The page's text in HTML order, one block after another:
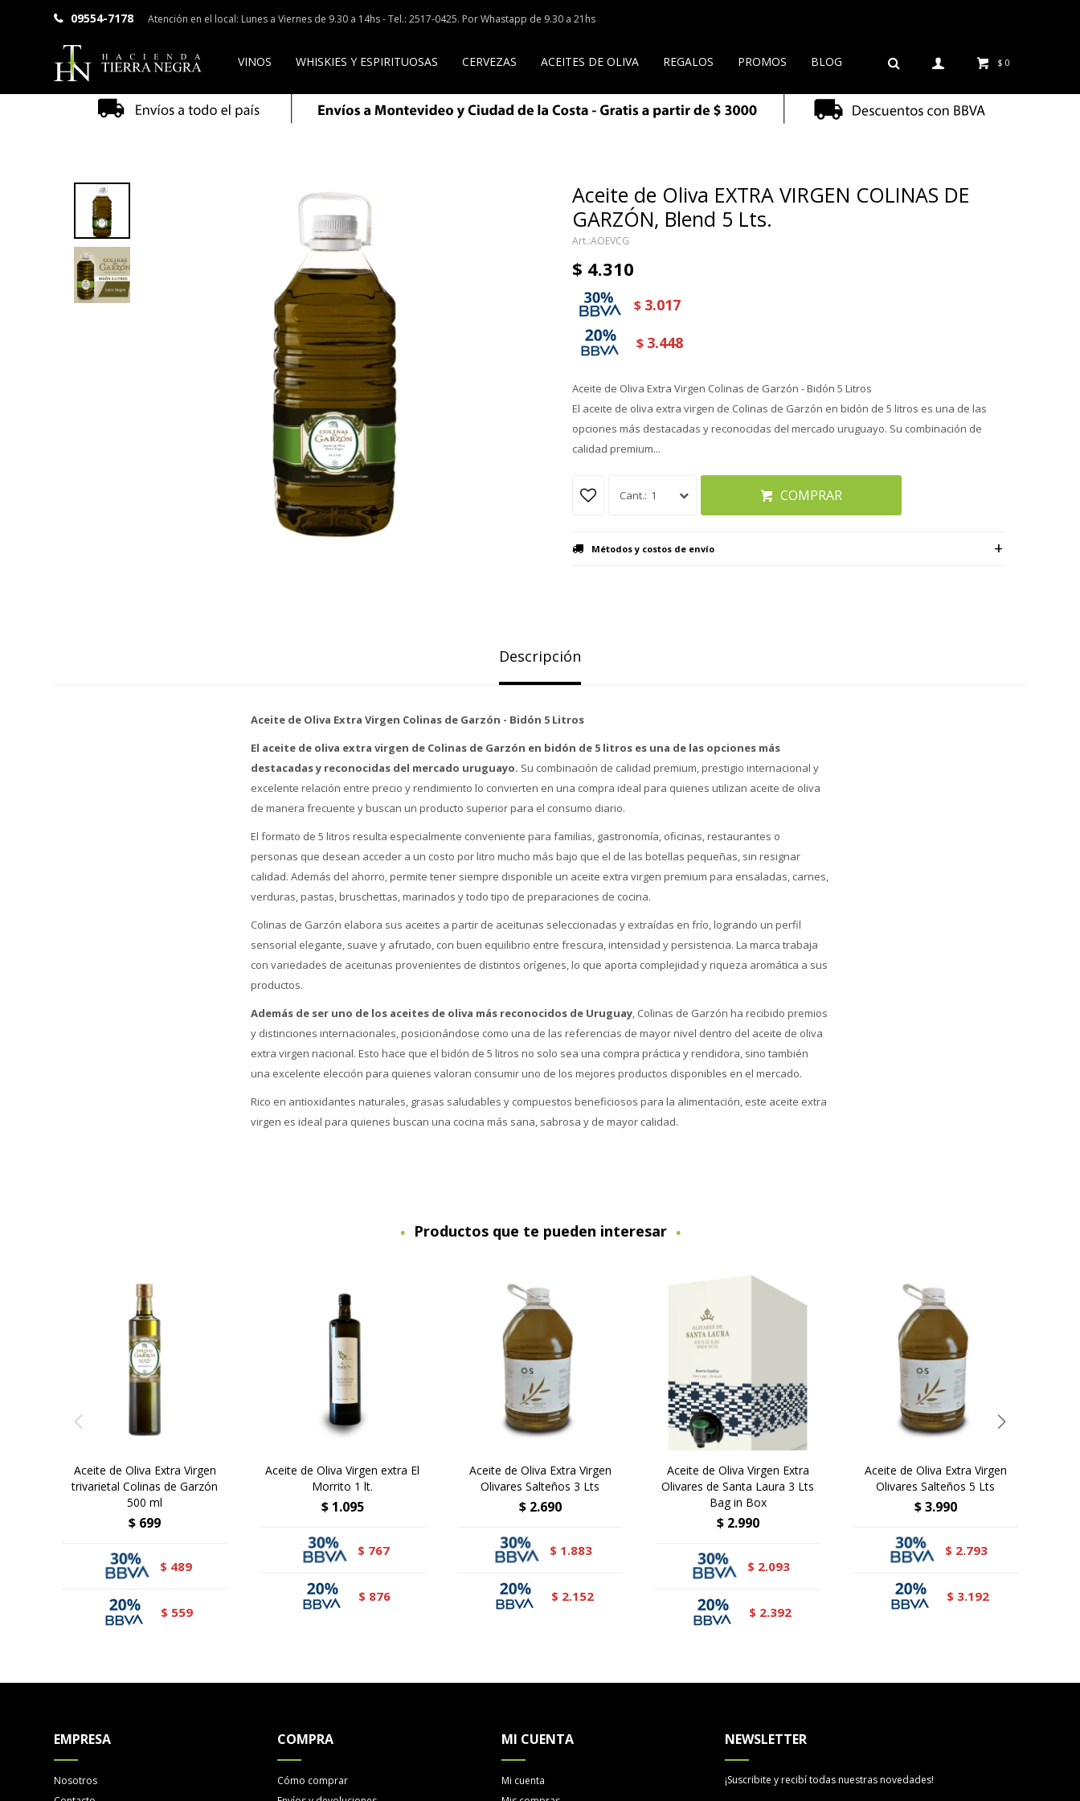
VINOS WHISKIES Y ESPIRITUOSAS CERVEZAS ACEITES DE OLIVA REGALOS PROMOS BLOG $ 0
09554-7178 Atención en el local: Lunes a Viernes de 9.30 a 14hs - Tel.: 2517-0425. Por Whastapp de 9.30 a 21hs
Aceite de Oliva EXTRA VIRGEN COLINAS DE
GARZÓN, Blend 5 Lts.
AOEVCG
$ 4.310
$ 3.017
$ 3.448
Aceite de Oliva Extra Virgen Colinas de Garzón - Bidón 5 Litros
El aceite de oliva extra virgen de Colinas de Garzón en bidón de 5 litros es una de las
opciones más destacadas y reconocidas del mercado uruguayo. Su combinación de
calidad premium...
1 COMPRAR
Métodos y costos de envío
Descripción
Aceite de Oliva Extra Virgen Colinas de Garzón - Bidón 5 Litros
El aceite de oliva extra virgen de Colinas de Garzón en bidón de 5 litros es una de las opciones más
destacadas y reconocidas del mercado uruguayo. Su combinación de calidad premium, prestigio internacional y
excelente relación entre precio y rendimiento lo convierten en una compra ideal para quienes utilizan aceite de oliva
de manera frecuente y buscan un producto superior para el consumo diario.
El formato de 5 litros resulta especialmente conveniente para familias, gastronomía, oficinas, restaurantes o
personas que desean acceder a un costo por litro mucho más bajo que el de las botellas pequeñas, sin resignar
calidad. Además del ahorro, permite tener siempre disponible un aceite extra virgen premium para ensaladas, carnes,
verduras, pastas, bruschettas, marinados y todo tipo de preparaciones de cocina.
Colinas de Garzón elabora sus aceites a partir de aceitunas seleccionadas y extraídas en frío, logrando un perfil
sensorial elegante, suave y afrutado, con buen equilibrio entre frescura, intensidad y persistencia. La marca trabaja
con variedades de aceitunas provenientes de distintos orígenes, lo que aporta complejidad y riqueza aromática a sus
productos.
Además de ser uno de los aceites de oliva más reconocidos de Uruguay, Colinas de Garzón ha recibido premios
y distinciones internacionales, posicionándose como una de las referencias de mayor nivel dentro del aceite de oliva
extra virgen nacional. Esto hace que el bidón de 5 litros no solo sea una compra práctica y rendidora, sino también
una excelente elección para quienes valoran consumir uno de los mejores productos disponibles en el mercado.
Rico en antioxidantes naturales, grasas saludables y compuestos beneficiosos para la alimentación, este aceite extra
virgen es ideal para quienes buscan una cocina más sana, sabrosa y de mayor calidad.
Productos que te pueden interesar
Aceite de Oliva Extra Virgen
trivarietal Colinas de Garzón
500 ml
$ 699
$ 489
$ 559
Aceite de Oliva Virgen extra El
Morrito 1 lt.
$ 1.095
$ 767
$ 876
Aceite de Oliva Extra Virgen
Olivares Salteños 3 Lts
$ 2.690
$ 1.883
$ 2.152
Aceite de Oliva Virgen Extra
Olivares de Santa Laura 3 Lts
Bag in Box
$ 2.990
$ 2.093
$ 2.392
Aceite de Oliva Extra Virgen
Olivares Salteños 5 Lts
$3.990
$ 2.793
$ 3.192
EMPRESA
Nosotros
COMPRA
Cómo comprar
MI CUENTA
Mi cuenta
NEWSLETTER
¡Suscribite y recibí todas nuestras novedades!